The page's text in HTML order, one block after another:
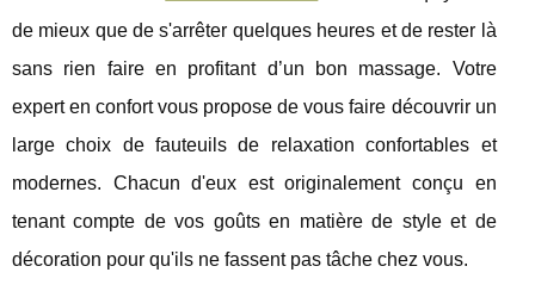
de mieux que de s'arrêter quelques heures et de rester là
sans rien faire en profitant d’un bon massage. Votre
expert en confort vous propose de vous faire découvrir un
large choix de fauteuils de relaxation confortables et
modernes. Chacun d'eux est originalement conçu en
tenant compte de vos goûts en matière de style et de
décoration pour qu'ils ne fassent pas tâche chez vous.